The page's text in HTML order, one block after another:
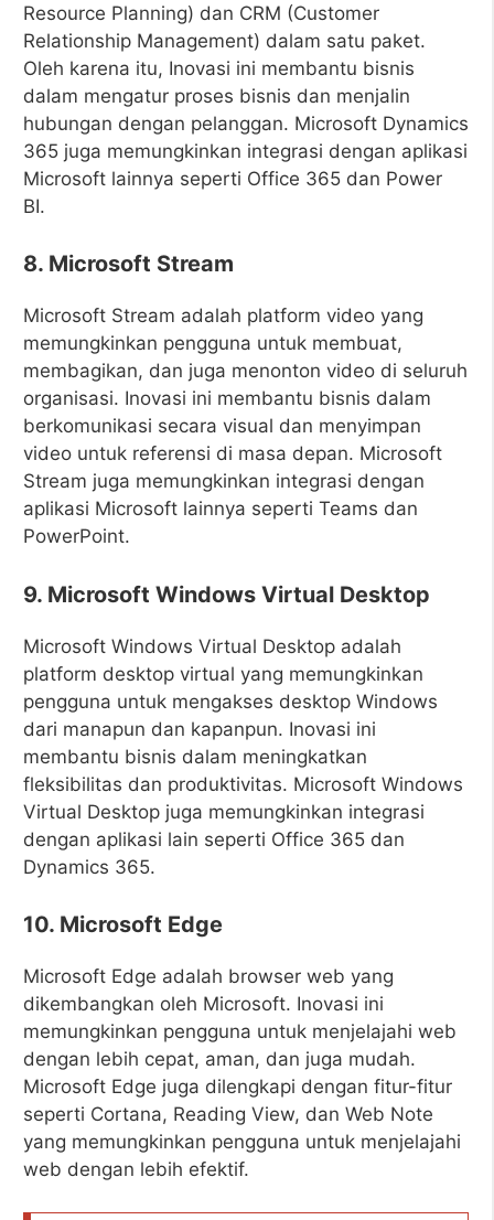
Resource Planning) dan CRM (Customer
Relationship Management) dalam satu paket.
Oleh karena itu, Inovasi ini membantu bisnis
dalam mengatur proses bisnis dan menjalin
hubungan dengan pelanggan. Microsoft Dynamics
365 juga memungkinkan integrasi dengan aplikasi
Microsoft lainnya seperti Office 365 dan Power
BI.
8. Microsoft Stream
Microsoft Stream adalah platform video yang
memungkinkan pengguna untuk membuat,
membagikan, dan juga menonton video di seluruh
organisasi. Inovasi ini membantu bisnis dalam
berkomunikasi secara visual dan menyimpan
video untuk referensi di masa depan. Microsoft
Stream juga memungkinkan integrasi dengan
aplikasi Microsoft lainnya seperti Teams dan
PowerPoint.
9. Microsoft Windows Virtual Desktop
Microsoft Windows Virtual Desktop adalah
platform desktop virtual yang memungkinkan
pengguna untuk mengakses desktop Windows
dari manapun dan kapanpun. Inovasi ini
membantu bisnis dalam meningkatkan
fleksibilitas dan produktivitas. Microsoft Windows
Virtual Desktop juga memungkinkan integrasi
dengan aplikasi lain seperti Office 365 dan
Dynamics 365.
10. Microsoft Edge
Microsoft Edge adalah browser web yang
dikembangkan oleh Microsoft. Inovasi ini
memungkinkan pengguna untuk menjelajahi web
dengan lebih cepat, aman, dan juga mudah.
Microsoft Edge juga dilengkapi dengan fitur-fitur
seperti Cortana, Reading View, dan Web Note
yang memungkinkan pengguna untuk menjelajahi
web dengan lebih efektif.